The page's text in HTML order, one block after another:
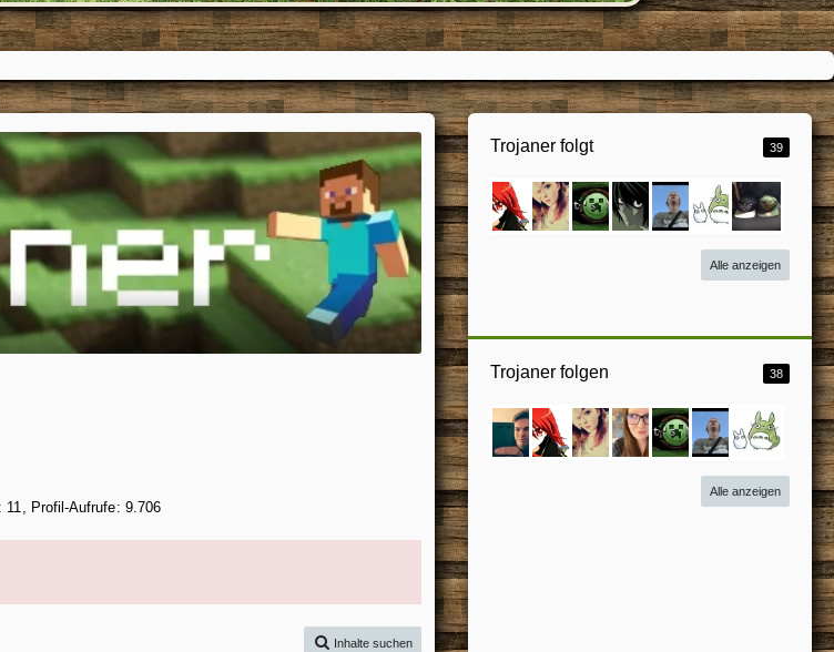
11 Profil-Aufrufe 9.706
Inhalte suchen
Trojaner folgt 39
Alle anzeigen
Trojaner folgen 38
Alle anzeigen